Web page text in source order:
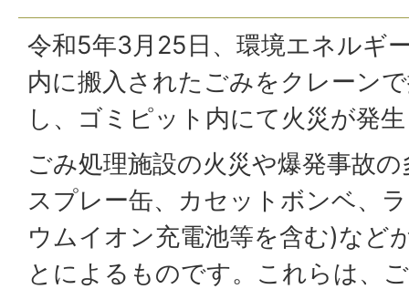
令和5年3月25日、環境エネルギ
内に搬入されたごみをクレーン
し、ゴミピット内にて火災が発
ごみ処理施設の火災や爆発事故
スプレー缶、カセットボンベ、
ウムイオン充電池等を含む)など
とによるものです。これらは、